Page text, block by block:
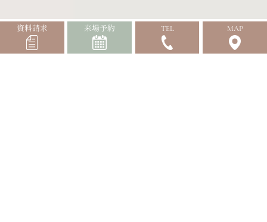
資料請求 来場予約 TEL MAP